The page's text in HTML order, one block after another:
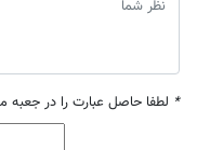
* لطفا حاصل عبارت را در جعبه